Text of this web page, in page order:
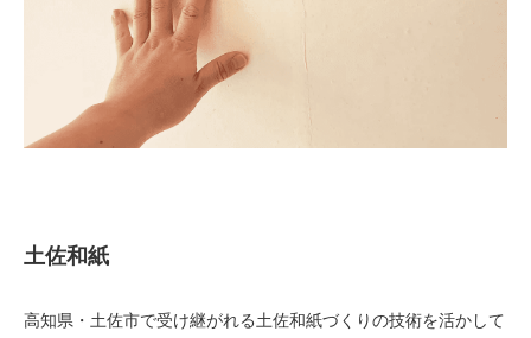
土佐和紙
高知県・土佐市で受け継がれる土佐和紙づくりの技術を活かして